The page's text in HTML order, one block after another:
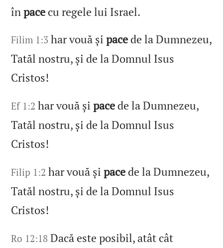
înpace cu regele lui Israel.
Filim 1:3 har vouă șipace de la Dumnezeu,
Tatăl nostru, și de la Domnul Isus
Cristos!
Ef 1:2 har vouă șipace de la Dumnezeu,
Tatăl nostru, și de la Domnul Isus
Cristos!
Filip 1:2 har vouă șipace de la Dumnezeu,
Tatăl nostru, și de la Domnul Isus
Cristos!
Ro 12:18 Dacă este posibil, atât cât